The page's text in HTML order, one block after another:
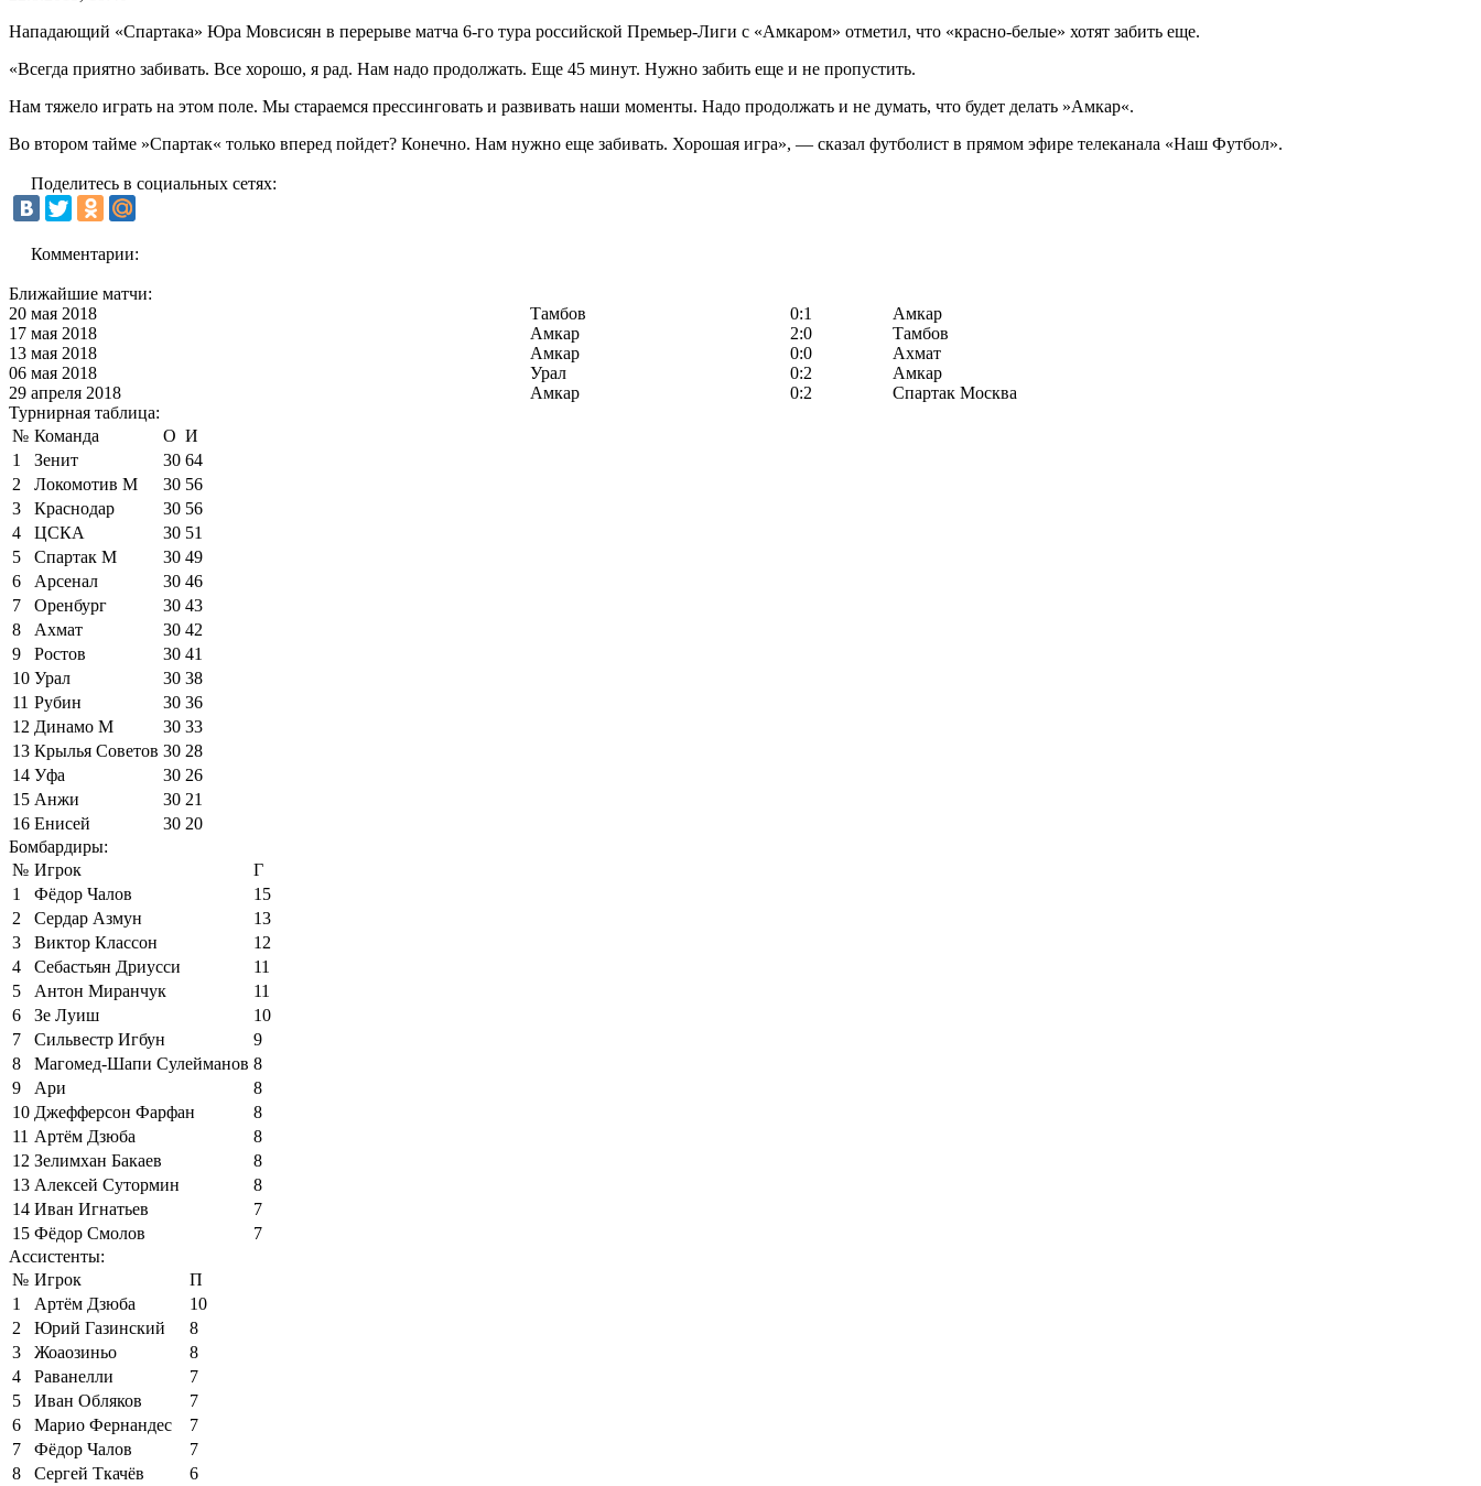
Нападающий «Спартака» Юра Мовсисян в перерыве матча 6-го тура российской Премьер-Лиги с «Амкаром» отметил, что «красно-белые» хотят забить еще.
«Всегда приятно забивать. Все хорошо, я рад. Нам надо продолжать. Еще 45 минут. Нужно забить еще и не пропустить.
Нам тяжело играть на этом поле. Мы стараемся прессинговать и развивать наши моменты. Надо продолжать и не думать, что будет делать »Амкар«.
Во втором тайме »Спартак« только вперед пойдет? Конечно. Нам нужно еще забивать. Хорошая игра», — сказал футболист в прямом эфире телеканала «Наш Футбол».
Поделитесь в социальных сетях:
Комментарии:
Ближайшие матчи:
20 мая 2018
Тамбов 0:1
Амкар
17 мая 2018
Амкар 2:0
Тамбов
13 мая 2018
Амкар 0:0
Ахмат
06 мая 2018
Урал 0:2
Амкар
29 апреля 2018
Амкар 0:2
Спартак Москва
Турнирная таблица:
№ Команда О И
1
Зенит 30 64
2
Локомотив М 30 56
3
Краснодар 30 56
4
ЦСКА 30 51
5
Спартак М 30 49
6
Арсенал 30 46
7
Оренбург 30 43
8
Ахмат 30 42
9
Ростов 30 41
10 Урал 30 38
11 Рубин 30 36
12 Динамо М 30 33
13 Крылья Советов 30 28
14 Уфа 30 26
15 Анжи 30 21
16 Енисей 30 20
Бомбардиры:
№ Игрок
Г
1
Фёдор Чалов
15
2
Сердар Азмун
13
3
Виктор Классон
12
4
Себастьян Дриусси
11
5
Антон Миранчук
11
6
Зе Луиш
10
7
Сильвестр Игбун
9
8
Магомед-Шапи Сулейманов 8
9
Ари
8
10 Джефферсон Фарфан
8
11 Артём Дзюба
8
12 Зелимхан Бакаев
8
13 Алексей Сутормин
8
14 Иван Игнатьев
7
15 Фёдор Смолов
7
Ассистенты:
№ Игрок
П
1
Артём Дзюба
10
2
Юрий Газинский
8
3
Жоаозиньо
8
4
Раванелли
7
5
Иван Обляков
7
6
Марио Фернандес
7
7
Фёдор Чалов
7
8
Сергей Ткачёв
6